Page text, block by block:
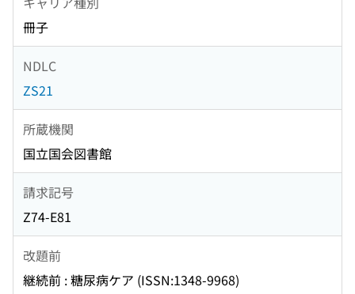
冊子
NDLC
ZS21
所蔵機関
国立国会図書館
請求記号
Z74-E81
改題前
継続前 : 糖尿病ケア (ISSN:1348-9968)